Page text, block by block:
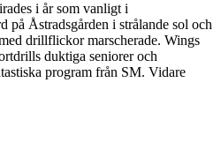
i år som vanligt i
på Åstradsgården i strålande sol och
drillflickor marscherade. Wings
duktiga seniorer och
program från SM. Vidare